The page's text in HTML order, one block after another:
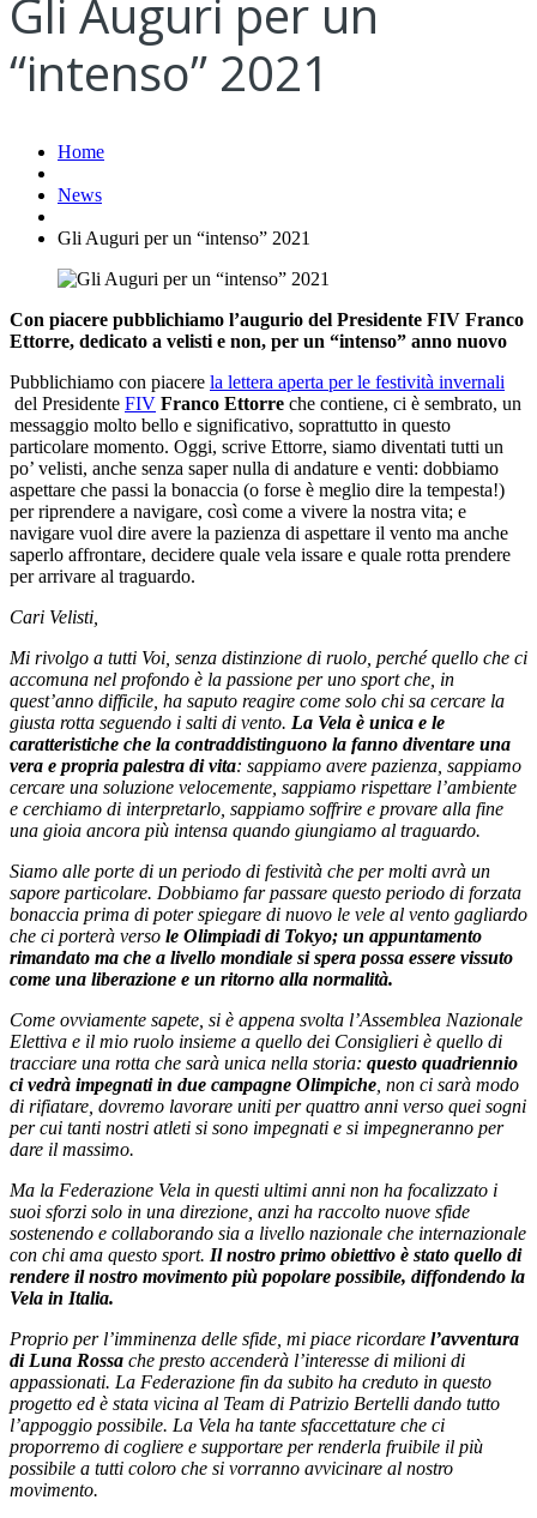
Gli Auguri per un
“intenso” 2021
Home
News
Gli Auguri per un “intenso” 2021
Con piacere pubblichiamo l’augurio del Presidente FIV Franco
Ettorre, dedicato a velisti e non, per un “intenso” anno nuovo
Pubblichiamo con piacere la lettera aperta per le festività invernali
del Presidente FIV Franco Ettorre che contiene, ci è sembrato, un
messaggio molto bello e significativo, soprattutto in questo
particolare momento. Oggi, scrive Ettorre, siamo diventati tutti un
po’ velisti, anche senza saper nulla di andature e venti: dobbiamo
aspettare che passi la bonaccia (o forse è meglio dire la tempesta!)
per riprendere a navigare, così come a vivere la nostra vita; e
navigare vuol dire avere la pazienza di aspettare il vento ma anche
saperlo affrontare, decidere quale vela issare e quale rotta prendere
per arrivare al traguardo.
Cari Velisti,
Mi rivolgo a tutti Voi, senza distinzione di ruolo, perché quello che ci
accomuna nel profondo è la passione per uno sport che, in
quest’anno difficile, ha saputo reagire come solo chi sa cercare la
giusta rotta seguendo i salti di vento. La Vela è unica e le
caratteristiche che la contraddistinguono la fanno diventare una
vera e propria palestra di vita: sappiamo avere pazienza, sappiamo
cercare una soluzione velocemente, sappiamo rispettare l’ambiente
e cerchiamo di interpretarlo, sappiamo soffrire e provare alla fine
una gioia ancora più intensa quando giungiamo al traguardo.
Siamo alle porte di un periodo di festività che per molti avrà un
sapore particolare. Dobbiamo far passare questo periodo di forzata
bonaccia prima di poter spiegare di nuovo le vele al vento gagliardo
che ci porterà verso le Olimpiadi di Tokyo; un appuntamento
rimandato ma che a livello mondiale si spera possa essere vissuto
come una liberazione e un ritorno alla normalità.
Come ovviamente sapete, si è appena svolta l’Assemblea Nazionale
Elettiva e il mio ruolo insieme a quello dei Consiglieri è quello di
tracciare una rotta che sarà unica nella storia: questo quadriennio
ci vedrà impegnati in due campagne Olimpiche , non ci sarà modo
di rifiatare, dovremo lavorare uniti per quattro anni verso quei sogni
per cui tanti nostri atleti si sono impegnati e si impegneranno per
dare il massimo.
Ma la Federazione Vela in questi ultimi anni non ha focalizzato i
suoi sforzi solo in una direzione, anzi ha raccolto nuove sfide
sostenendo e collaborando sia a livello nazionale che internazionale
con chi ama questo sport. Il nostro primo obiettivo è stato quello di
rendere il nostro movimento più popolare possibile, diffondendo la
Vela in Italia.
Proprio per l’imminenza delle sfide, mi piace ricordare l’avventura
di Luna Rossa che presto accenderà l’interesse di milioni di
appassionati. La Federazione fin da subito ha creduto in questo
progetto ed è stata vicina al Team di Patrizio Bertelli dando tutto
l’appoggio possibile. La Vela ha tante sfaccettature che ci
proporremo di cogliere e supportare per renderla fruibile il più
possibile a tutti coloro che si vorranno avvicinare al nostro
movimento.